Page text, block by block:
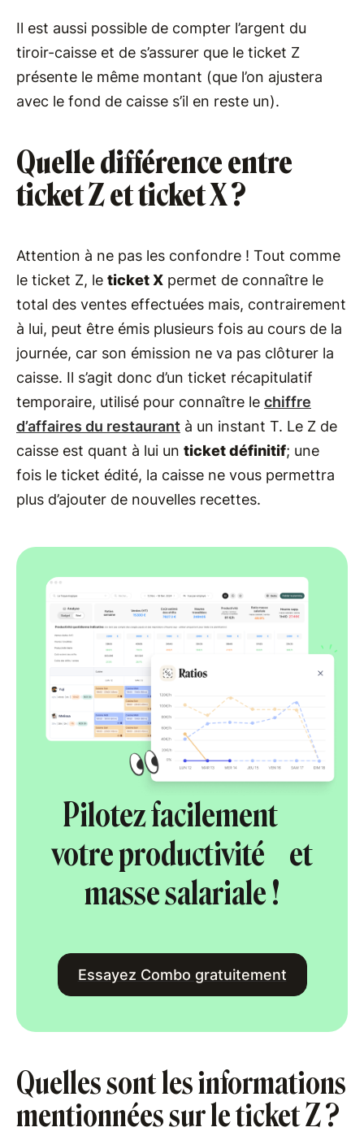
Il est aussi possible de compter l’argent du
tiroir-caisse et de s’assurer que le ticket Z
présente le même montant (que l’on ajustera
avec le fond de caisse s’il en reste un).
Quelle différence entre
ticket Z et ticket X ?
Attention à ne pas les confondre ! Tout comme
le ticket Z, le ticket X permet de connaître le
total des ventes effectuées mais, contrairement
à lui, peut être émis plusieurs fois au cours de la
journée, car son émission ne va pas clôturer la
caisse. Il s’agit donc d’un ticket récapitulatif
temporaire, utilisé pour connaître le chiffre
d’affaires du restaurant à un instant T. Le Z de
caisse est quant à lui un ticket définitif; une
fois le ticket édité, la caisse ne vous permettra
plus d’ajouter de nouvelles recettes.
Pilotez facilement
votre productivité et
masse salariale !
Essayez Combo gratuitement
Quelles sont les informations
mentionnées sur le ticket Z ?